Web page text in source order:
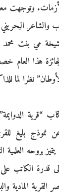
وتوجهت
البحريني
مي بنت محمد
الجائزة هذا
نظرا لما
نموذج بليغ
بأن “الكتاب يتميز
قدرة الكاتب
المادية